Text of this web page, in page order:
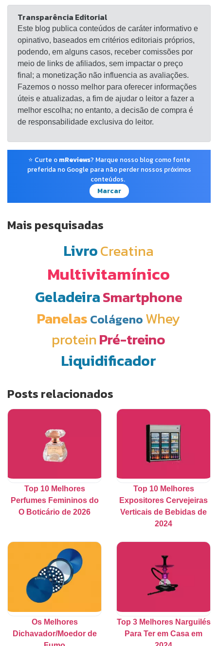
Transparência Editorial
Este blog publica conteúdos de caráter informativo e
opinativo, baseados em critérios editoriais próprios,
podendo, em alguns casos, receber comissões por
meio de links de afiliados, sem impactar o preço
final; a monetização não influencia as avaliações.
Fazemos o nosso melhor para oferecer informações
úteis e atualizadas, a fim de ajudar o leitor a fazer a
melhor escolha; no entanto, a decisão de compra é
de responsabilidade exclusiva do leitor.
⭐ Curte o mReviews? Marque nosso blog como fonte
preferida no Google para não perder nossos próximos
conteúdos.
Marcar
Mais pesquisadas
LivroCreatina
Multivitamínico
GeladeiraSmartphone
Panelas Colágeno Whey
proteinPré-treino
Liquidificador
Posts relacionados
Top 10 Melhores
Perfumes Femininos do
O Boticário de 2026
Top 10 Melhores
Expositores Cervejeiras
Verticais de Bebidas de
2024
Os Melhores
Dichavador/Moedor de
Top 3 Melhores Narguilés
Para Ter em Casa em